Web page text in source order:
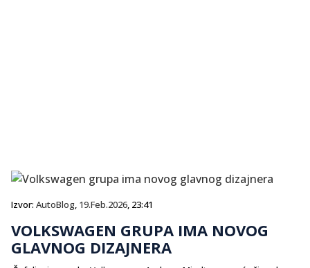
Izvor: AutoBlog, 19.Feb.2026, 23:41
VOLKSWAGEN GRUPA IMA NOVOG
GLAVNOG DIZAJNERA